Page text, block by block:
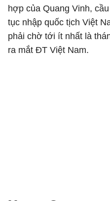
hợp của Quang Vinh,
tục nhập quốc tịch Việt
phải chờ tới ít nhất là
ra mắt ĐT Việt Nam.